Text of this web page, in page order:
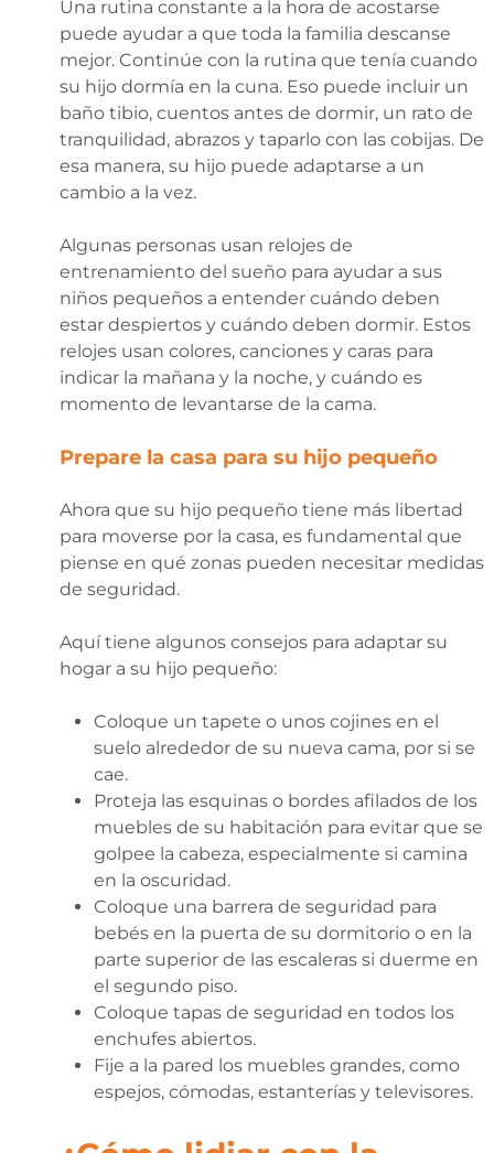
Una rutina constante a la hora de acostarse
puede ayudar a que toda la familia descanse
mejor. Continúe con la rutina que tenía cuando
su hijo dormía en la cuna. Eso puede incluir un
baño tibio, cuentos antes de dormir, un rato de
tranquilidad, abrazos y taparlo con las cobijas. De
esa manera, su hijo puede adaptarse a un
cambio a la vez.
Algunas personas usan relojes de
entrenamiento del sueño para ayudar a sus
niños pequeños a entender cuándo deben
estar despiertos y cuándo deben dormir. Estos
relojes usan colores, canciones y caras para
indicar la mañana y la noche, y cuándo es
momento de levantarse de la cama.
Prepare la casa para su hijo pequeño
Ahora que su hijo pequeño tiene más libertad
para moverse por la casa, es fundamental que
piense en qué zonas pueden necesitar medidas
de seguridad.
Aquí tiene algunos consejos para adaptar su
hogar a su hijo pequeño:
Coloque un tapete o unos cojines en el
suelo alrededor de su nueva cama, por si se
cae.
Proteja las esquinas o bordes afilados de los
muebles de su habitación para evitar que se
golpee la cabeza, especialmente si camina
en la oscuridad.
Coloque una barrera de seguridad para
bebés en la puerta de su dormitorio o en la
parte superior de las escaleras si duerme en
el segundo piso.
Coloque tapas de seguridad en todos los
enchufes abiertos.
Fije a la pared los muebles grandes, como
espejos, cómodas, estanterías y televisores.